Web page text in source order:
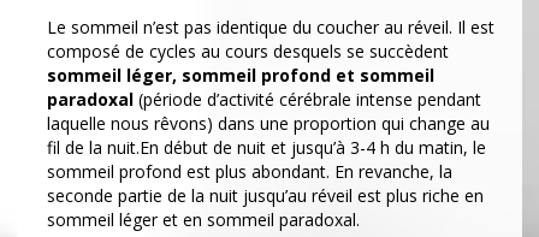
Le sommeil n’est pas identique du coucher au réveil. Il est
composé de cycles au cours desquels se succèdent
sommeil léger, sommeil profond et sommeil
paradoxal (période d’activité cérébrale intense pendant
laquelle nous rêvons) dans une proportion qui change au
fil de la nuit.En début de nuit et jusqu’à 3-4 h du matin, le
sommeil profond est plus abondant. En revanche, la
seconde partie de la nuit jusqu’au réveil est plus riche en
sommeil léger et en sommeil paradoxal.